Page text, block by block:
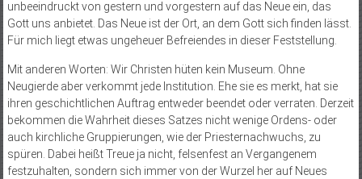
unbeeindruckt von gestern und vorgestern auf das Neue ein, das
Gott uns anbietet. Das Neue ist der Ort, an dem Gott sich finden lässt.
Für mich liegt etwas ungeheuer Befreiendes in dieser Feststellung.
Mit anderen Worten: Wir Christen hüten kein Museum. Ohne
Neugierde aber verkommt jede Institution. Ehe sie es merkt, hat sie
ihren geschichtlichen Auftrag entweder beendet oder verraten. Derzeit
bekommen die Wahrheit dieses Satzes nicht wenige Ordens- oder
auch kirchliche Gruppierungen, wie der Priesternachwuchs, zu
spüren. Dabei heißt Treue ja nicht, felsenfest an Vergangenem
festzuhalten, sondern sich immer von der Wurzel her auf Neues